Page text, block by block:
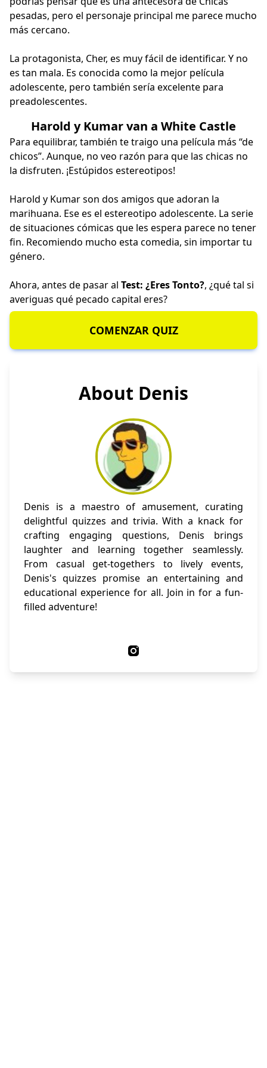
pesadas, pero el personaje principal me parece mucho
más cercano.
La protagonista, Cher, es muy fácil de identificar. Y no
es tan mala. Es conocida como la mejor película
adolescente, pero también sería excelente para
preadolescentes.
Harold y Kumar van a White Castle
Para equilibrar, también te traigo una película más “de
chicos”. Aunque, no veo razón para que las chicas no
la disfruten. ¡Estúpidos estereotipos!
Harold y Kumar son dos amigos que adoran la
marihuana. Ese es el estereotipo adolescente. La serie
de situaciones cómicas que les espera parece no tener
fin. Recomiendo mucho esta comedia, sin importar tu
género.
Ahora, antes de pasar al Test: ¿Eres Tonto?, ¿qué tal si
averiguas qué pecado capital eres?
COMENZAR QUIZ
About Denis
Denis is a maestro of amusement, curating
delightful quizzes and trivia. With a knack for
crafting engaging questions, Denis brings
laughter and learning together seamlessly.
From casual get-togethers to lively events,
Denis's quizzes promise an entertaining and
educational experience for all. Join in for a fun-
filled adventure!